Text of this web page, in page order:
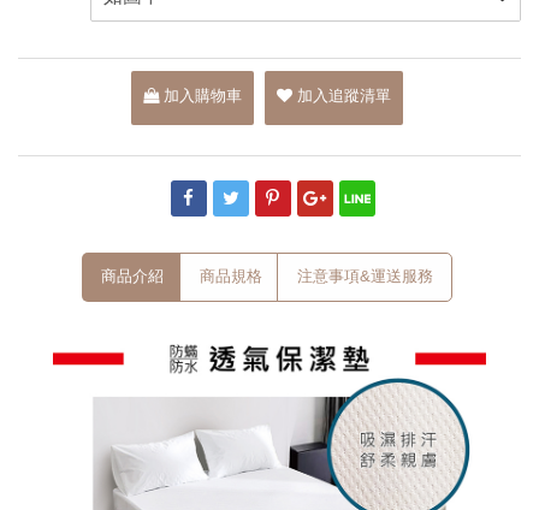
加入購物車 加入追蹤清單
商品介紹 商品規格 注意事項&運送服務